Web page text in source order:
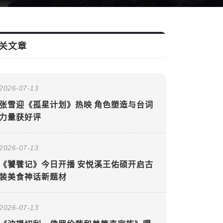
文章
07-13
雪迎《孤星计划》热映 角色塑造与台词
量获好评
07-13
饕餮记》今日开播 安悦溪王佑硕开启古
美食神话新题材
07-13